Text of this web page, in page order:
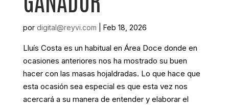
por digital@reyvi.com Feb 18, 2026
Lluís Costa es un habitual en Área Doce donde en
ocasiones anteriores nos ha mostrado su buen
hacer con las masas hojaldradas. Lo que hace que
esta ocasión sea especial es que esta vez nos
acercará a su manera de entender y elaborar el